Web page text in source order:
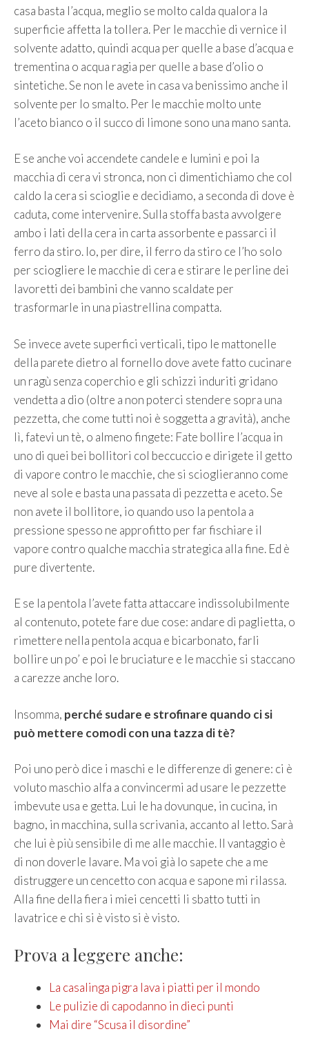
casa basta l’acqua, meglio se molto calda qualora la
superficie affetta la tollera. Per le macchie di vernice il
solvente adatto, quindi acqua per quelle a base d’acqua e
trementina o acqua ragia per quelle a base d’olio o
sintetiche. Se non le avete in casa va benissimo anche il
solvente per lo smalto. Per le macchie molto unte
l’aceto bianco o il succo di limone sono una mano santa.
E se anche voi accendete candele e lumini e poi la
macchia di cera vi stronca, non ci dimentichiamo che col
caldo la cera si scioglie e decidiamo, a seconda di dove è
caduta, come intervenire. Sulla stoffa basta avvolgere
ambo i lati della cera in carta assorbente e passarci il
ferro da stiro. Io, per dire, il ferro da stiro ce l’ho solo
per sciogliere le macchie di cera e stirare le perline dei
lavoretti dei bambini che vanno scaldate per
trasformarle in una piastrellina compatta.
Se invece avete superfici verticali, tipo le mattonelle
della parete dietro al fornello dove avete fatto cucinare
un ragù senza coperchio e gli schizzi induriti gridano
vendetta a dio (oltre a non poterci stendere sopra una
pezzetta, che come tutti noi è soggetta a gravità), anche
lì, fatevi un tè, o almeno fingete: Fate bollire l’acqua in
uno di quei bei bollitori col beccuccio e dirigete il getto
di vapore contro le macchie, che si scioglieranno come
neve al sole e basta una passata di pezzetta e aceto. Se
non avete il bollitore, io quando uso la pentola a
pressione spesso ne approfitto per far fischiare il
vapore contro qualche macchia strategica alla fine. Ed è
pure divertente.
E se la pentola l’avete fatta attaccare indissolubilmente
al contenuto, potete fare due cose: andare di paglietta, o
rimettere nella pentola acqua e bicarbonato, farli
bollire un po’ e poi le bruciature e le macchie si staccano
a carezze anche loro.
Insomma, perché sudare e strofinare quando ci si
può mettere comodi con una tazza di tè?
Poi uno però dice i maschi e le differenze di genere: ci è
voluto maschio alfa a convincermi ad usare le pezzette
imbevute usa e getta. Lui le ha dovunque, in cucina, in
bagno, in macchina, sulla scrivania, accanto al letto. Sarà
che lui è più sensibile di me alle macchie. Il vantaggio è
di non doverle lavare. Ma voi già lo sapete che a me
distruggere un cencetto con acqua e sapone mi rilassa.
Alla fine della fiera i miei cencetti li sbatto tutti in
lavatrice e chi si è visto si è visto.
Prova a leggere anche:
La casalinga pigra lava i piatti per il mondo
Le pulizie di capodanno in dieci punti
Mai dire “Scusa il disordine”